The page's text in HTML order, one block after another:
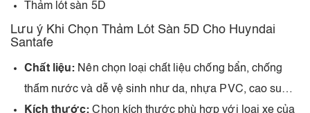
Thảm lót sàn 5D
Lưu ý Khi Chọn Thảm Lót Sàn 5D Cho Huyndai
Santafe
Chất liệu: Nên chọn loại chất liệu chống bẩn, chống
thấm nước và dễ vệ sinh như da, nhựa PVC, cao su…
Kích thước: Chọn kích thước phù hợp với loại xe của